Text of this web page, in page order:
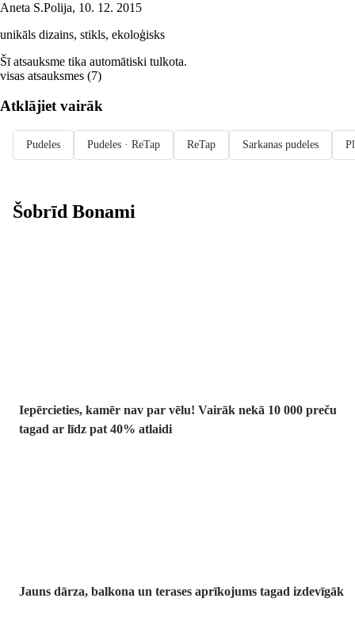
Aneta S.Polija, 10. 12. 2015
unikāls dizains, stikls, ekoloģisks
Šī atsauksme tika automātiski tulkota.
visas atsauksmes (7)
Atklājiet vairāk
Pudeles Pudeles · ReTap ReTap Sarkanas pudeles
Šobrīd Bonami
Iepērcieties, kamēr nav par vēlu! Vairāk nekā 10 000 preču
tagad ar līdz pat 40% atlaidi
Jauns dārza, balkona un terases aprīkojums tagad izdevīgāk